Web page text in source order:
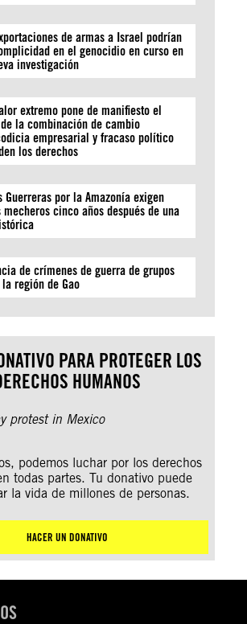
de armas a Israel podrían
en el genocidio en curso en
investigación
extremo pone de manifiesto el
la combinación de cambio
empresarial y fracaso político
los derechos
Guerreras por la Amazonía exigen
cinco años después de una
de crímenes de guerra de grupos
región de Gao
PARA PROTEGER LOS
HUMANOS
podemos luchar por los derechos
todas partes. Tu donativo puede
la vida de millones de personas.
HACER UN DONATIVO